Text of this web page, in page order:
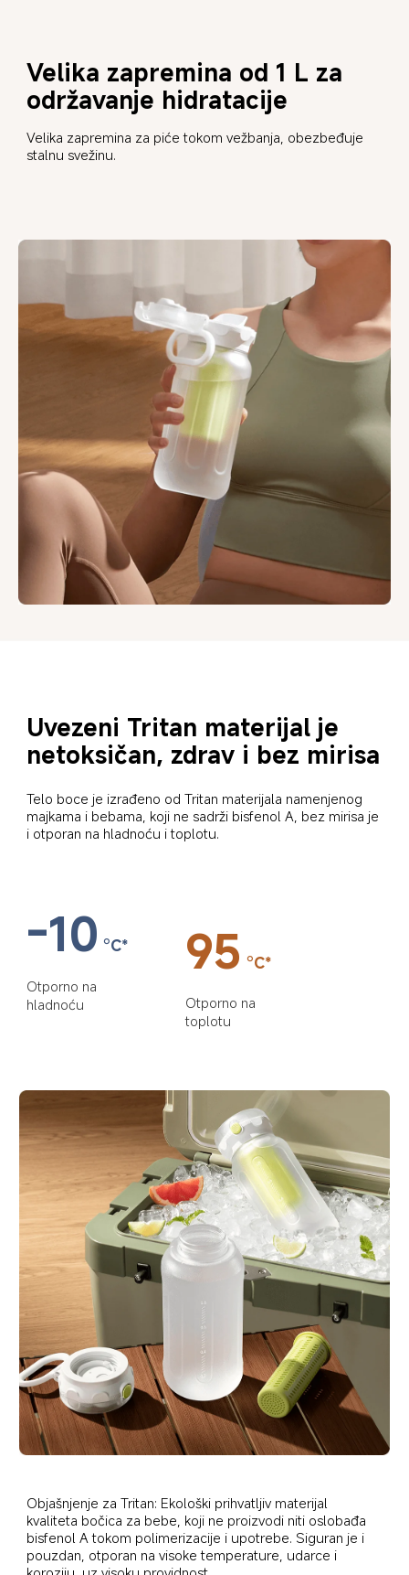
Velika zapremina od 1 L za
održavanje hidratacije
Velika zapremina za piće tokom vežbanja, obezbeđuje
stalnu svežinu.
Uvezeni Tritan materijal je
netoksičan, zdrav i bez mirisa
Telo boce je izrađeno od Tritan materijala namenjenog
majkama i bebama, koji ne sadrži bisfenol A, bez mirisa je
i otporan na hladnoću i toplotu.
-10 °C*
Otporno na
hladnoću
95 °C*
Otporno na
toplotu
Objašnjenje za Tritan: Ekološki prihvatljiv materijal
kvaliteta bočica za bebe, koji ne proizvodi niti oslobađa
bisfenol A tokom polimerizacije i upotrebe. Siguran je i
pouzdan, otporan na visoke temperature, udarce i